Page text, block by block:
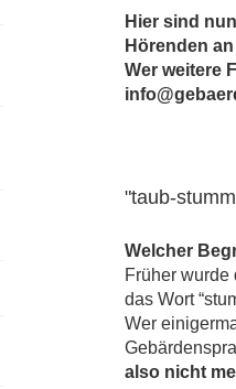
Hier sind
Hörenden
Wer weitere
"taub-
Welcher
Früher wurde
das Wort
Wer
also nicht